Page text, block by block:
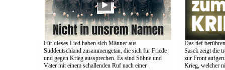
Für dieses Lied haben sich Männer aus
Süddeutschland zusammengetan, die sich für Friede
und gegen Krieg aussprechen. Es sind Söhne und
Väter mit einem schallenden Ruf nach einer
Das tief
Sasek zeigt die
zur Front
Krieg, welcher